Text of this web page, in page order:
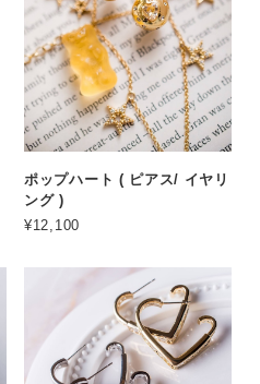
ポップハート ( ピアス/ イヤリ
ング )
¥12,100